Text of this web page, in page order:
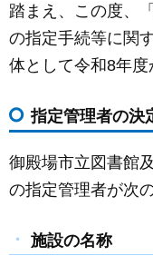
踏まえ、この度、
の指定手続等に関
体として令和8年度
指定管理者の決
御殿場市立図書館
の指定管理者が次
施設の名称